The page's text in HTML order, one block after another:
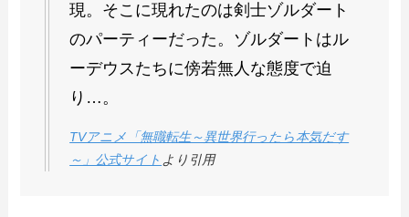
現。そこに現れたのは剣士ゾルダート
のパーティーだった。ゾルダートはル
ーデウスたちに傍若無人な態度で迫
り…。
TVアニメ「無職転生～異世界行ったら本気だす
～」公式サイト より引用